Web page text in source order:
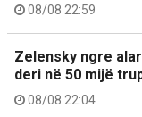
08/08 22:59
Zelensky ngre
deri në 50 mijë
08/08 22:04